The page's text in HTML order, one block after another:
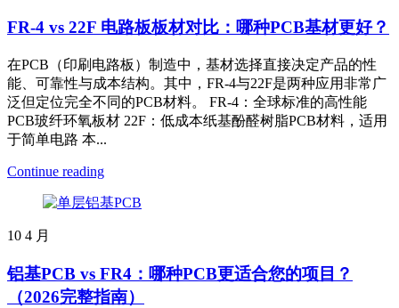
FR-4 vs 22F 电路板板材对比：哪种PCB基材更好？
在PCB（印刷电路板）制造中，基材选择直接决定产品的性
能、可靠性与成本结构。其中，FR-4与22F是两种应用非常广
泛但定位完全不同的PCB材料。 FR-4：全球标准的高性能
PCB玻纤环氧板材 22F：低成本纸基酚醛树脂PCB材料，适用
于简单电路 本...
Continue reading
10 4 月
铝基PCB vs FR4：哪种PCB更适合您的项目？
（2026完整指南）